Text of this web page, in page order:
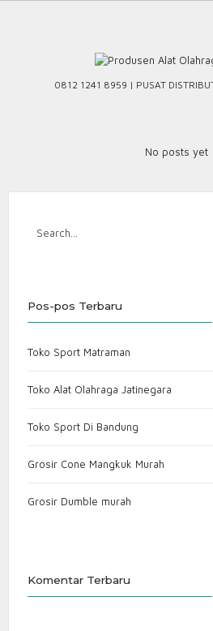
0812 1241 8959 | PUSAT
No posts yet
Pos-pos Terbaru
Toko Sport Matraman
Toko Alat Olahraga Jatinegara
Toko Sport Di Bandung
Grosir Cone Mangkuk Murah
Grosir Dumble murah
Komentar Terbaru